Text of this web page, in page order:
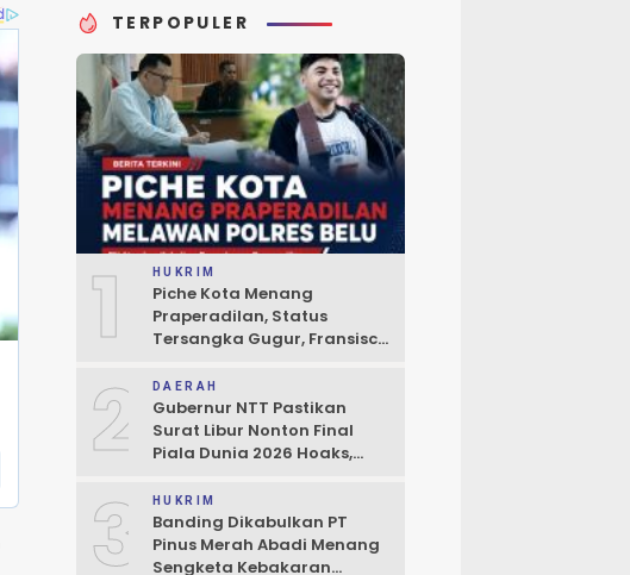
TERPOPULER
1 HUKRIM
Piche Kota Menang
Praperadilan, Status
Tersangka Gugur, Fransisco
Pendukung
2 DAERAH
Gubernur NTT Pastikan
Surat Libur Nonton Final
Piala Dunia 2026 Hoaks,
Boleh Terhambat
3 HUKRIM
Banding Dikabulkan PT
Pinus Merah Abadi Menang
Sengketa Kebakaran